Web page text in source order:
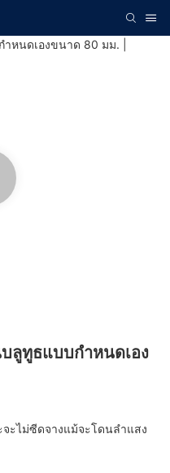
ลูทูธแบบกำหนดเอง
ไม่ซีดจางแม้จะโดนลำแสง